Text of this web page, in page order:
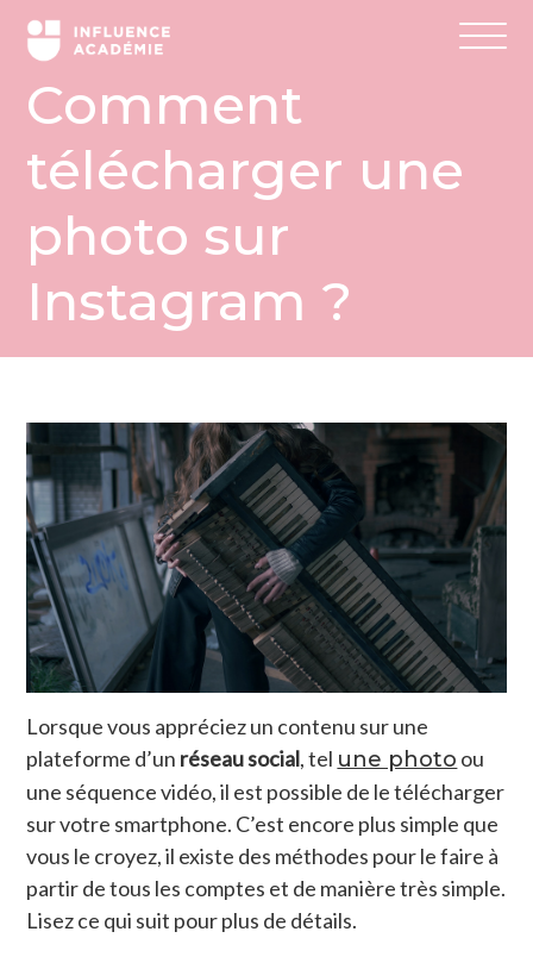
Comment
télécharger une
photo sur
Instagram ?
Lorsque vous appréciez un contenu sur une
plateforme d’un réseau social, tel une photo ou
une séquence vidéo, il est possible de le télécharger
sur votre smartphone. C’est encore plus simple que
vous le croyez, il existe des méthodes pour le faire à
partir de tous les comptes et de manière très simple.
Lisez ce qui suit pour plus de détails.